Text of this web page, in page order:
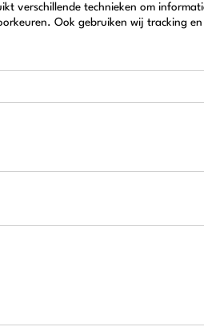
verschillende technieken om
Ook gebruiken wij tracking